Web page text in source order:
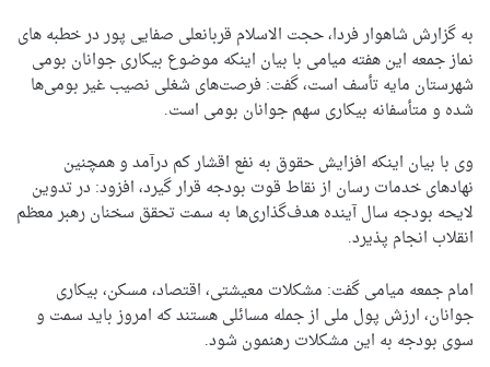
به گزارش شاهوار فردا، حجت الاسلام قربانعلی صفایی پور در خطبه های
نماز جمعه این هفته میامی با بیان اینکه موضوع بیکاری جوانان بومی
شهرستان مایه تأسف است، گفت: فرصت‌های شغلی نصیب غیر بومی‌ها
شده و متأسفانه بیکاری سهم جوانان بومی است.
وی با بیان اینکه افزایش حقوق به نفع اقشار کم درآمد و همچنین
نهادهای خدمات رسان از نقاط قوت بودجه قرار گیرد، افزود: در تدوین
لایحه بودجه سال آینده هدف‌گذاری‌ها به سمت تحقق سخنان رهبر معظم
انقلاب انجام پذیرد.
امام جمعه میامی گفت: مشکلات معیشتی، اقتصاد، مسکن، بیکاری
جوانان، ارزش پول ملی از جمله مسائلی هستند که امروز باید سمت و
سوی بودجه به این مشکلات رهنمون شود.